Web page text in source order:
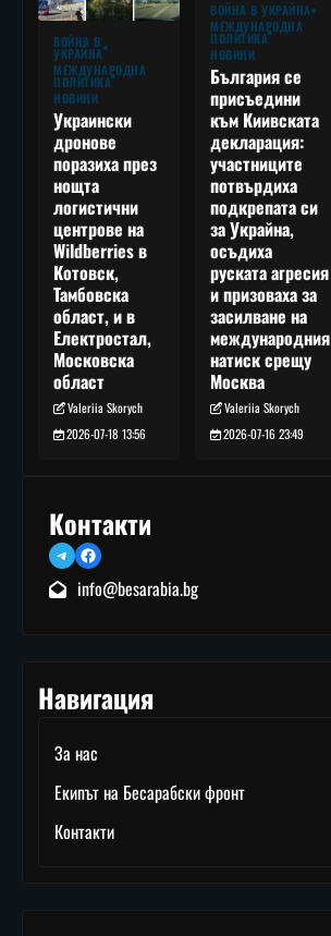
ВОЙНА В
УКРАЙНА
МЕЖДУНАРОДНА
ПОЛИТИКА
НОВИНИ
Украински
дронове
поразиха през
нощта
логистични
центрове на
Wildberries в
Котовск,
Тамбовска
област, и в
Електростал,
Московска
област
Valeriia Skorych
2026-07-18 13:56
ВОЙНА В УКРАЙНА
МЕЖДУНАРОДНА
ПОЛИТИКА
НОВИНИ
България се
присъедини
към Киивската
декларация:
участниците
потвърдиха
подкрепата си
за Украйна,
осъдиха
руската агресия
и призоваха за
засилване на
международния
натиск срещу
Москва
Valeriia Skorych
2026-07-16 23:49
Контакти
TelegramFacebook
info@besarabia.bg
Навигация
За нас
Екипът на Бесарабски фронт
Контакти